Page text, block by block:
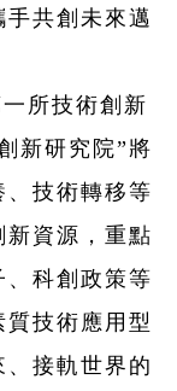
共創未來邁
所技術創新
新研究院”將
技術轉移等
資源，重點
科創政策等
技術應用型
接軌世界的